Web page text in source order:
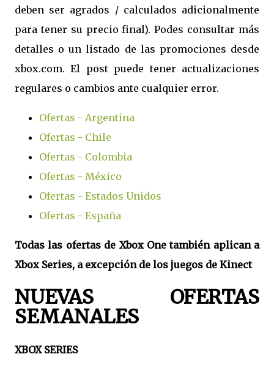
deben ser agrados / calculados adicionalmente
para tener su precio final). Podes consultar más
detalles o un listado de las promociones desde
xbox.com. El post puede tener actualizaciones
regulares o cambios ante cualquier error.
Ofertas - Argentina
Ofertas - Chile
Ofertas - Colombia
Ofertas - México
Ofertas - Estados Unidos
Ofertas - España
Todas las ofertas de Xbox One también aplican a
Xbox Series, a excepción de los juegos de Kinect
NUEVAS OFERTAS
SEMANALES
XBOX SERIES